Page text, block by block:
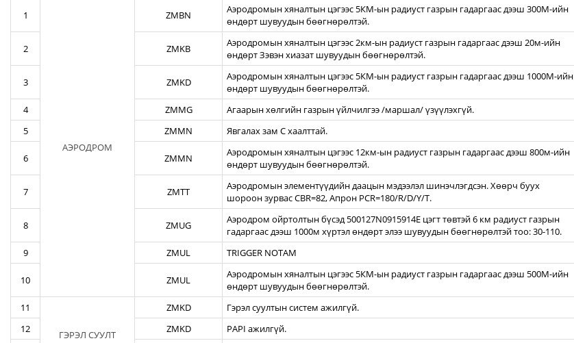
1
АЭРОДРОМ
ZMBN
Аэродромын хяналтын цэгээс 5КМ-ын радиуст газрын гадаргаас дээш 300М-ийн
өндөрт шувуудын бөөгнөрөлтэй.
2 ZMKB
Аэродромын хяналтын цэгээс 2км-ын радиуст газрын гадаргаас дээш 20м-ийн
өндөрт Зэвэн хиазат шувуудын бөөгнөрөлтэй.
3 ZMKD
Аэродромын хяналтын цэгээс 5КМ-ын радиуст газрын гадаргаас дээш 1000М-ийн
өндөрт шувуудын бөөгнөрөлтэй.
4 ZMMG Агаарын хөлгийн газрын үйлчилгээ /маршал/ үзүүлэхгүй.
5
ZMMN Явгалах зам С хаалттай.
6 ZMMN
Аэродромын хяналтын цэгээс 12км-ын радиуст газрын гадаргаас дээш 800м-ийн
өндөрт шувуудын бөөгнөрөлтэй.
7 ZMTT
Аэродромын элементүүдийн даацын мэдээлэл шинэчлэгдсэн. Хөөрч буух
шороон зурвас CBR=82, Апрон PCR=180/R/D/Y/T.
8 ZMUG
Аэродром ойртолтын бүсэд 500127N0915914E цэгт төвтэй 6 км радиуст газрын
гадаргаас дээш 1000м хүртэл өндөрт элээ шувуудын бөөгнөрөлтэй тоо: 30-110.
9 ZMUL TRIGGER NOTAM
10 ZMUL
Аэродромын хяналтын цэгээс 5КМ-ын радиуст газрын гадаргаас дээш 500М-ийн
өндөрт шувуудын бөөгнөрөлтэй.
11
ГЭРЭЛ СУУЛТ
ZMKD Гэрэл суултын систем ажилгүй.
12
ZMKD PAPI ажилгүй.